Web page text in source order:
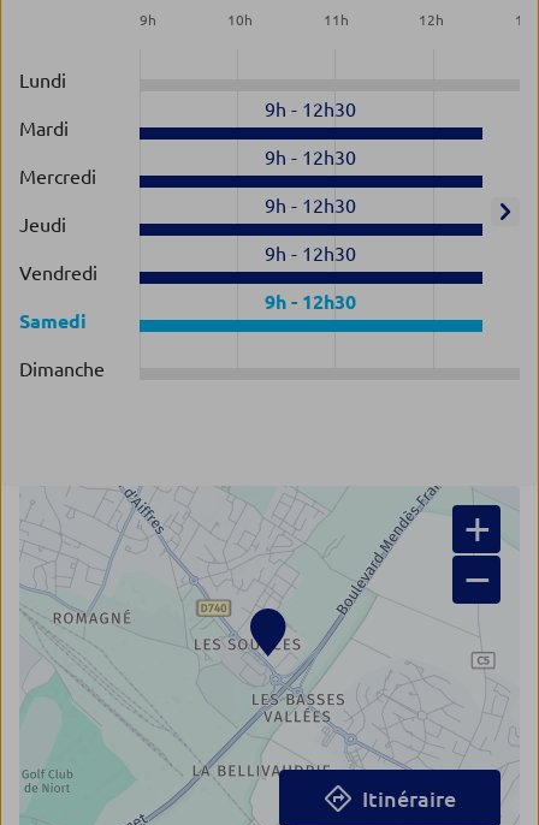
9h 10h 11 h 12h 13
Lundi
Mardi
9h - 12h30
Mercredi
9h - 12h30
Jeudi
9h - 12h30
Vendredi
9h - 12h30
Samedi
9h - 12h30
Dimanche
+
−
Itinéraire